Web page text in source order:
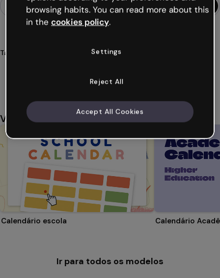
Tags
Você também pode gostar
Calendário escola
Ir para todos os modelos
browsing habits. You can read more about this
in the cookies policy.
Settings
Reject All
Accept All Cookies